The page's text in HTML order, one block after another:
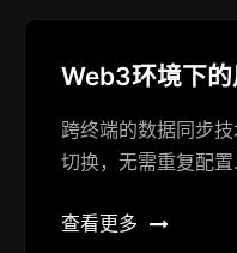
Web3环境下
跨终端的数据同步
切换，无需重复配置
查看更多